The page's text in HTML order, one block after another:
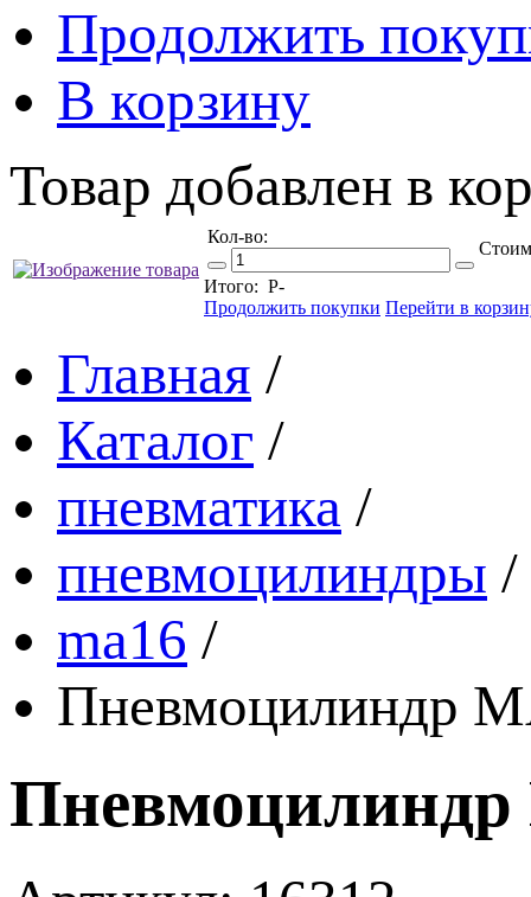
Продолжить
В корзину
Товар добавлен в
Кол-во:
Итого: Р-
Продолжить покупки Перейти в
Главная /
Каталог /
пневматика /
пневмоцилиндры /
ma16 /
Пневмоцилиндр
Пневмоцилиндр